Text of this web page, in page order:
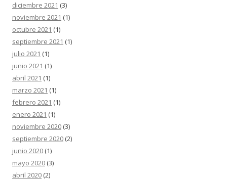
diciembre 2021 (3)
noviembre 2021 (1)
octubre 2021 (1)
septiembre 2021 (1)
julio 2021 (1)
junio 2021 (1)
abril 2021 (1)
marzo 2021 (1)
febrero 2021 (1)
enero 2021 (1)
noviembre 2020 (3)
septiembre 2020 (2)
junio 2020 (1)
mayo 2020 (3)
abril 2020 (2)